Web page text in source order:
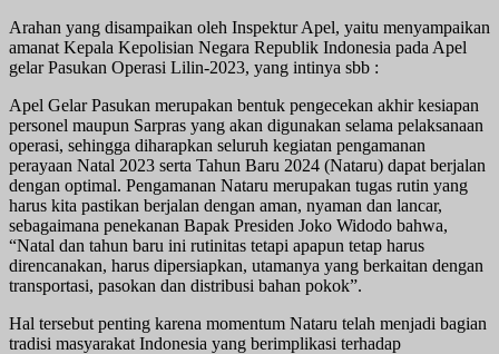
Arahan yang disampaikan oleh Inspektur Apel, yaitu menyampaikan
amanat Kepala Kepolisian Negara Republik Indonesia pada Apel
gelar Pasukan Operasi Lilin-2023, yang intinya sbb :
Apel Gelar Pasukan merupakan bentuk pengecekan akhir kesiapan
personel maupun Sarpras yang akan digunakan selama pelaksanaan
operasi, sehingga diharapkan seluruh kegiatan pengamanan
perayaan Natal 2023 serta Tahun Baru 2024 (Nataru) dapat berjalan
dengan optimal. Pengamanan Nataru merupakan tugas rutin yang
harus kita pastikan berjalan dengan aman, nyaman dan lancar,
sebagaimana penekanan Bapak Presiden Joko Widodo bahwa,
“Natal dan tahun baru ini rutinitas tetapi apapun tetap harus
direncanakan, harus dipersiapkan, utamanya yang berkaitan dengan
transportasi, pasokan dan distribusi bahan pokok”.
Hal tersebut penting karena momentum Nataru telah menjadi bagian
tradisi masyarakat Indonesia yang berimplikasi terhadap